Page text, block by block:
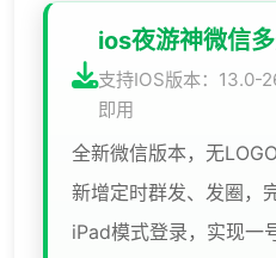
ios夜游神微信
支持IOS版本：13.0-
即用
全新微信版本，无
新增定时群发、发圈，
iPad模式登录，实现一